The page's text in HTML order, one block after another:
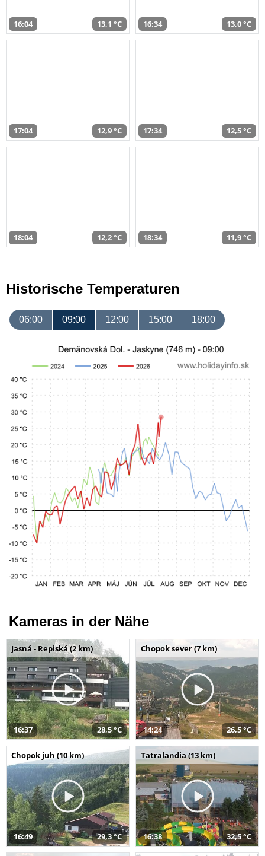
16:04 13,1 °C 16:34 13,0 °C
17:04 12,9 °C 17:34 12,5 °C
18:04 12,2 °C 18:34 11,9 °C
Historische Temperaturen
06:00 09:00 12:00 15:00 18:00
Kameras in der Nähe
Jasná - Repiská (2 km)
16:37 28,5 °C
Chopok sever (7 km)
14:24 26,5 °C
Chopok juh (10 km)
16:49 29,3 °C
Tatralandia (13 km)
16:38 32,5 °C